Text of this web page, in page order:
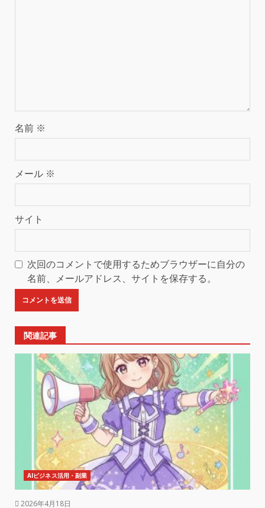
名前 ※
メール ※
サイト
次回のコメントで使用するためブラウザーに自分の
名前、メールアドレス、サイトを保存する。
関連記事
AIビジネス活用・副業
2026年4月18日